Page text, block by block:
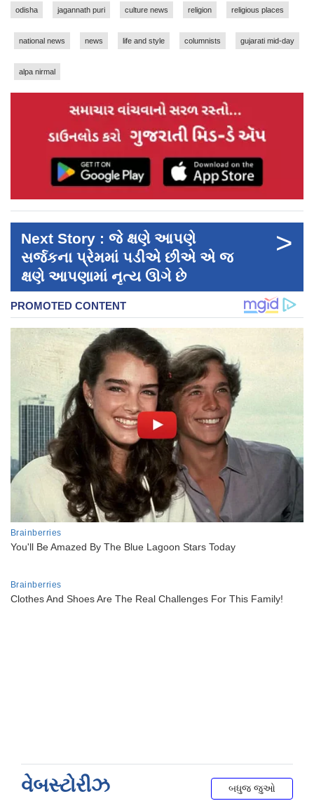
odisha jagannath puri culture news religion religious places
national news news life and style columnists gujarati mid-day
alpa nirmal
Next Story : જે ક્ષણે આપણે
સર્જકના પ્રેમમાં પડીએ છીએ એ જ
ક્ષણે આપણામાં નૃત્ય ઊગે છે
>
વેબસ્ટોરીઝ બધુજ જુઓ